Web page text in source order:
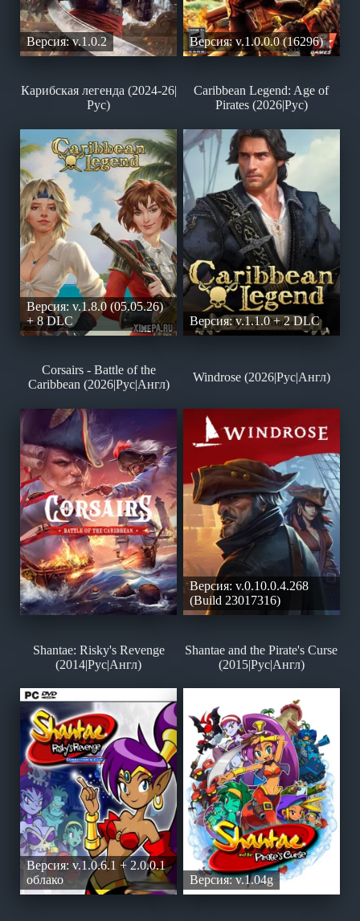
Версия: v.1.0.2 Версия: v.1.0.0.0 (16296)
Карибская легенда (2024-26|
Рус)
Версия: v.1.8.0 (05.05.26)
+ 8 DLC
Caribbean Legend: Age of
Pirates (2026|Рус)
Версия: v.1.1.0 + 2 DLC
Corsairs - Battle of the
Caribbean (2026|Рус|Англ)
Windrose (2026|Рус|Англ)
Версия: v.0.10.0.4.268
(Build 23017316)
Shantae: Risky's Revenge
(2014|Рус|Англ)
Версия: v.1.0.6.1 + 2.0.0.1
облако
Shantae and the Pirate's Curse
(2015|Рус|Англ)
Версия: v.1.04g